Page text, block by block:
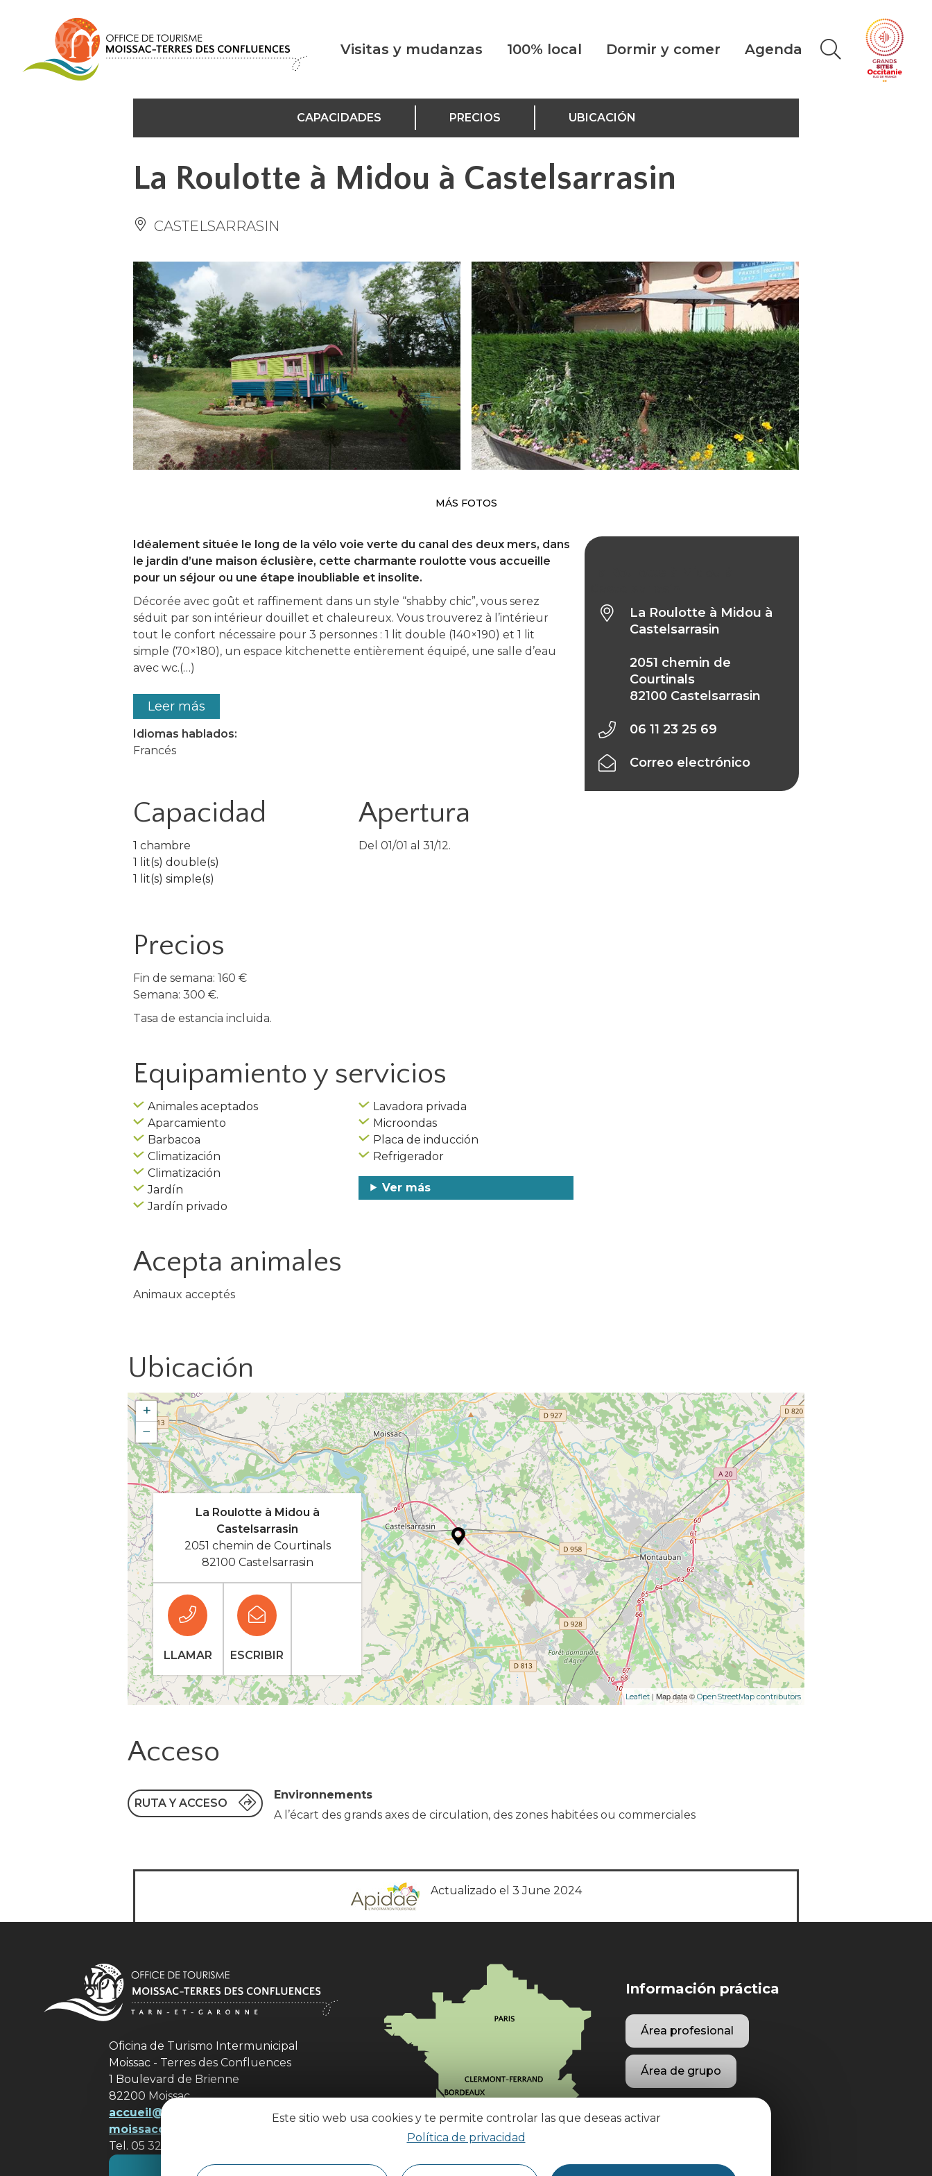
Este sitio web usa cookies y te permite controlar las que deseas activar
Política de privacidad
Visitas y mudanzas 100% local Dormir y comer Agenda
CAPACIDADES PRECIOS UBICACIÓN
La Roulotte à Midou à Castelsarrasin
CASTELSARRASIN
MÁS FOTOS
Idéalement située le long de la vélo voie verte du canal des deux mers, dans
le jardin d’une maison éclusière, cette charmante roulotte vous accueille
pour un séjour ou une étape inoubliable et insolite.
Décorée avec goût et raffinement dans un style “shabby chic”, vous serez
séduit par son intérieur douillet et chaleureux. Vous trouverez à l’intérieur
tout le confort nécessaire pour 3 personnes : 1 lit double (140×190) et 1 lit
simple (70×180), un espace kitchenette entièrement équipé, une salle d’eau
avec wc.(…)
Leer más
Idiomas hablados:
Francés
Capacidad
1 chambre
1 lit(s) double(s)
1 lit(s) simple(s)
Apertura
Del 01/01 al 31/12.
Precios
Fin de semana: 160 €
Semana: 300 €.
Tasa de estancia incluida.
Equipamiento y servicios
Animales aceptados
Aparcamiento
Barbacoa
Climatización
Climatización
Jardín
Jardín privado
Lavadora privada
Microondas
Placa de inducción
Refrigerador
Ver más
Acepta animales
Animaux acceptés
La Roulotte à Midou à
Castelsarrasin
2051 chemin de
Courtinals
82100 Castelsarrasin
06 11 23 25 69
Correo electrónico
Ubicación
+
−
Leaflet | Map data © OpenStreetMap contributors
La Roulotte à Midou à
Castelsarrasin
2051 chemin de Courtinals
82100 Castelsarrasin
LLAMAR ESCRIBIR
Acceso
RUTA Y ACCESO
Environnements
A l’écart des grands axes de circulation, des zones habitées ou commerciales
Actualizado el 3 June 2024
Oficina de Turismo Intermunicipal
Moissac - Terres des Confluences
1 Boulevard de Brienne
82200 Moissac
accueil@ tourisme-
moissacconfluences.fr
Tel. 05 32 09 69 36
Información práctica
Área profesional
Área de grupo